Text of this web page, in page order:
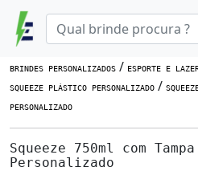
BRINDES PERSONALIZADOS / ESPORTE E
SQUEEZE PLÁSTICO PERSONALIZADO /
PERSONALIZADO
Squeeze 750ml com
Personalizado